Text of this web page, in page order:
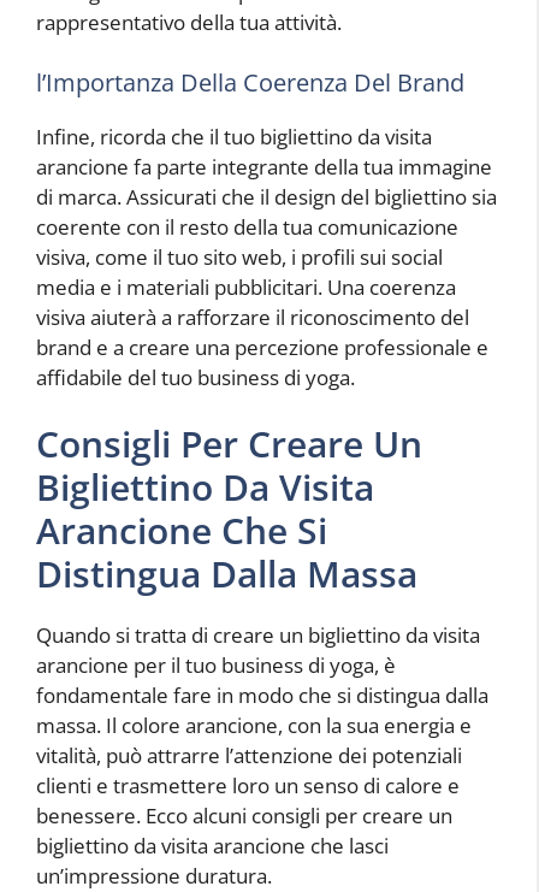
rappresentativo della tua attività.
l’Importanza Della Coerenza Del Brand
Infine, ricorda che il tuo bigliettino da visita
arancione fa parte integrante della tua immagine
di marca. Assicurati che il design del bigliettino sia
coerente con il resto della tua comunicazione
visiva, come il tuo sito web, i profili sui social
media e i materiali pubblicitari. Una coerenza
visiva aiuterà a rafforzare il riconoscimento del
brand e a creare una percezione professionale e
affidabile del tuo business di yoga.
Consigli Per Creare Un
Bigliettino Da Visita
Arancione Che Si
Distingua Dalla Massa
Quando si tratta di creare un bigliettino da visita
arancione per il tuo business di yoga, è
fondamentale fare in modo che si distingua dalla
massa. Il colore arancione, con la sua energia e
vitalità, può attrarre l’attenzione dei potenziali
clienti e trasmettere loro un senso di calore e
benessere. Ecco alcuni consigli per creare un
bigliettino da visita arancione che lasci
un’impressione duratura.